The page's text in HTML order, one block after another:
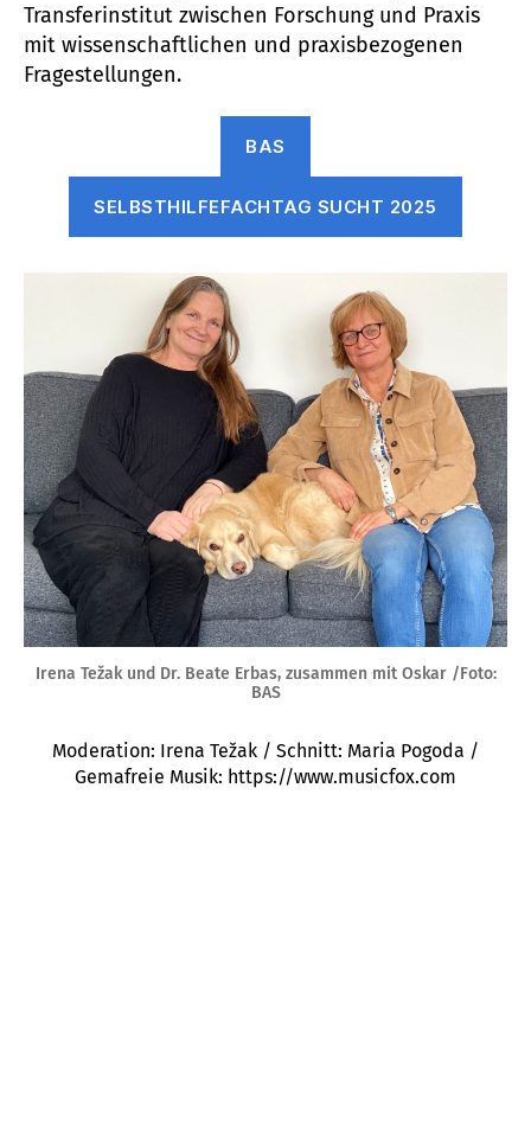
Transferinstitut zwischen Forschung und Praxis
mit wissenschaftlichen und praxisbezogenen
Fragestellungen.
BAS
SELBSTHILFEFACHTAG SUCHT 2025
Irena Težak und Dr. Beate Erbas, zusammen mit Oskar /Foto:
BAS
Moderation: Irena Težak / Schnitt: Maria Pogoda /
Gemafreie Musik: https://www.musicfox.com